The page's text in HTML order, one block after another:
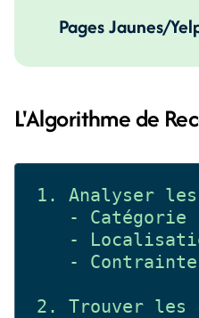
Pages Jaunes/
L'Algorithme de
1. Analyser
- Catégorie
-
-
2. Trouver les